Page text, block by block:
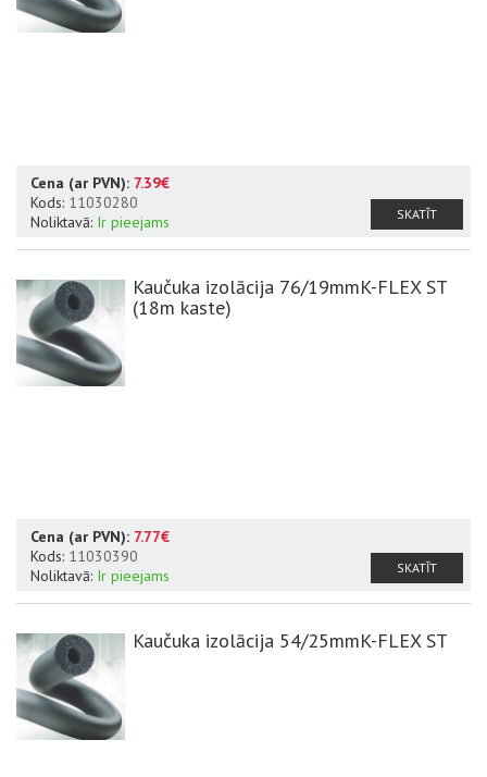
Cena (ar PVN): 7.39€
Kods: 11030280
Noliktavā: Ir pieejams SKATĪT
Kaučuka izolācija 76/19mmK-FLEX ST
(18m kaste)
Cena (ar PVN): 7.77€
Kods: 11030390
Noliktavā: Ir pieejams SKATĪT
Kaučuka izolācija 54/25mmK-FLEX ST